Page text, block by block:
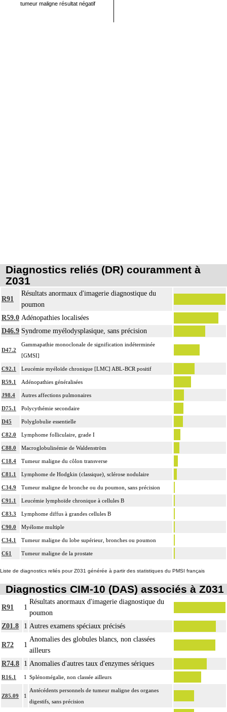
tumeur maligne résultat négatif
Diagnostics reliés (DR) couramment à
Z031
R91
Résultats anormaux d'imagerie diagnostique du
poumon
R59.0 Adénopathies localisées
D46.9 Syndrome myélodysplasique, sans précision
D47.2
Gammapathie monoclonale de signification indéterminée
[GMSI]
C92.1 Leucémie myéloïde chronique [LMC] ABL-BCR positif
R59.1 Adénopathies généralisées
J98.4 Autres affections pulmonaires
D75.1 Polycythémie secondaire
D45 Polyglobulie essentielle
C82.0 Lymphome folliculaire, grade I
C88.0 Macroglobulinémie de Waldenström
C18.4 Tumeur maligne du côlon transverse
C81.1 Lymphome de Hodgkin (classique), sclérose nodulaire
C34.9 Tumeur maligne de bronche ou du poumon, sans précision
C91.1 Leucémie lymphoïde chronique à cellules B
C83.3 Lymphome diffus à grandes cellules B
C90.0 Myélome multiple
C34.1 Tumeur maligne du lobe supérieur, bronches ou poumon
C61 Tumeur maligne de la prostate
Liste de diagnostics reliés pour Z031 générée à partir des statistiques du PMSI français
Diagnostics CIM-10 (DAS) associés à Z031
R91 1
Résultats anormaux d'imagerie diagnostique du
poumon
Z01.8
1 Autres examens spéciaux précisés
R72 1
Anomalies des globules blancs, non classées
ailleurs
R74.8
1 Anomalies d'autres taux d'enzymes sériques
R16.1 1 Splénomégalie, non classée ailleurs
Z85.09 1
Antécédents personnels de tumeur maligne des organes
digestifs, sans précision